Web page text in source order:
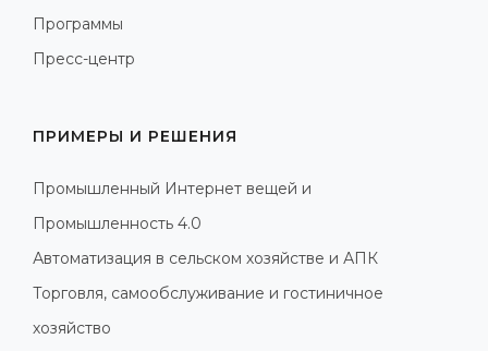
Программы
Пресс-центр
ПРИМЕРЫ И РЕШЕНИЯ
Промышленный Интернет вещей и
Промышленность 4.0
Автоматизация в сельском хозяйстве и АПК
Торговля, самообслуживание и гостиничное
хозяйство